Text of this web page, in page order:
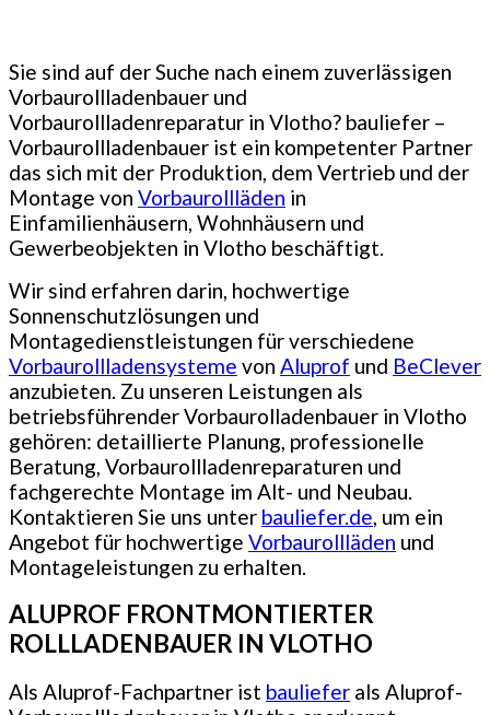
Sie sind auf der Suche nach einem zuverlässigen
Vorbaurollladenbauer und
Vorbaurollladenreparatur in Vlotho? bauliefer –
Vorbaurollladenbauer ist ein kompetenter Partner
das sich mit der Produktion, dem Vertrieb und der
Montage von Vorbaurollläden in
Einfamilienhäusern, Wohnhäusern und
Gewerbeobjekten in Vlotho beschäftigt.
Wir sind erfahren darin, hochwertige
Sonnenschutzlösungen und
Montagedienstleistungen für verschiedene
Vorbaurollladensysteme von Aluprof und BeClever
anzubieten. Zu unseren Leistungen als
betriebsführender Vorbaurolladenbauer in Vlotho
gehören: detaillierte Planung, professionelle
Beratung, Vorbaurollladenreparaturen und
fachgerechte Montage im Alt- und Neubau.
Kontaktieren Sie uns unter bauliefer.de, um ein
Angebot für hochwertige Vorbaurollläden und
Montageleistungen zu erhalten.
ALUPROF FRONTMONTIERTER
ROLLLADENBAUER IN VLOTHO
Als Aluprof-Fachpartner ist bauliefer als Aluprof-